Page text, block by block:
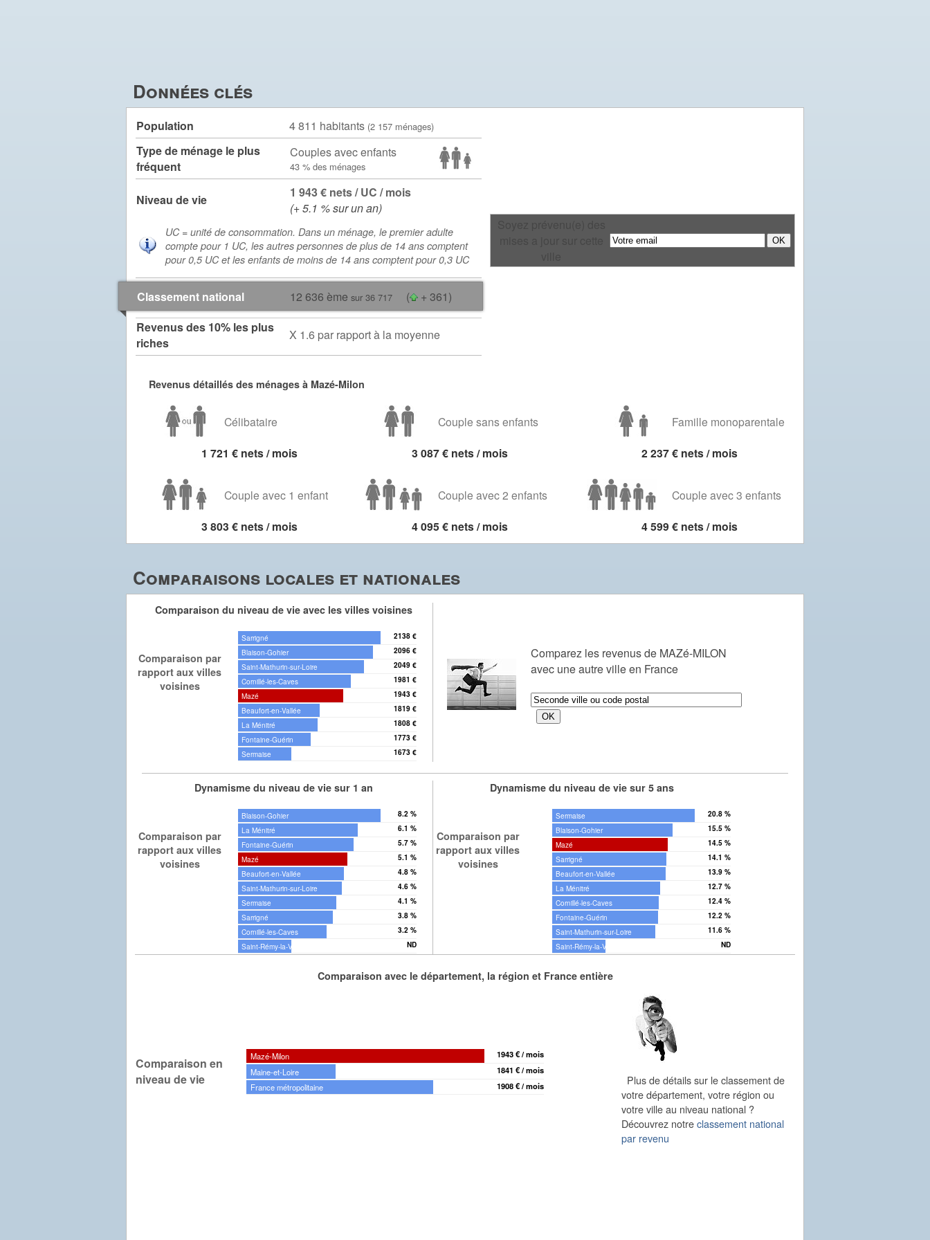
Données clés
Population 4 811 habitants (2 157 ménages)
Type de ménage le plus
fréquent
Couples avec enfants
43 % des ménages
Niveau de vie
1 943 € nets / UC / mois
(+ 5.1 % sur un an)
UC = unité de consommation. Dans un ménage, le premier adulte
compte pour 1 UC, les autres personnes de plus de 14 ans comptent
pour 0,5 UC et les enfants de moins de 14 ans comptent pour 0,3 UC
Classement national 12 636 ème sur 36 717 (
+ 361)
Revenus des 10% les plus
riches
X 1.6 par rapport à la moyenne
Revenus détaillés des ménages à Mazé-Milon
Célibataire Couple sans enfants Famille monoparentale
1 721 € nets / mois 3 087 € nets / mois 2 237 € nets / mois
Couple avec 1 enfant Couple avec 2 enfants Couple avec 3 enfants
3 803 € nets / mois 4 095 € nets / mois 4 599 € nets / mois
Comparaisons locales et nationales
Comparaison du niveau de vie avec les villes voisines
Comparaison par
rapport aux villes
voisines
Sarrigné 2138 €
Blaison-Gohier 2096 €
Saint-Mathurin-sur-Loire 2049 €
Cornillé-les-Caves 1981 €
Mazé 1943 €
Beaufort-en-Vallée 1819 €
La Ménitré 1808 €
Fontaine-Guérin 1773 €
Sermaise 1673 €
Comparez les revenus de MAZé-MILON
avec une autre ville en France
Dynamisme du niveau de vie sur 1 an
Comparaison par
rapport aux villes
voisines
Blaison-Gohier 8.2 %
La Ménitré 6.1 %
Fontaine-Guérin 5.7 %
Mazé 5.1 %
Beaufort-en-Vallée 4.8 %
Saint-Mathurin-sur-Loire 4.6 %
Sermaise 4.1 %
Sarrigné 3.8 %
Cornillé-les-Caves 3.2 %
Saint-Rémy-la-Varenne ND
Dynamisme du niveau de vie sur 5 ans
Comparaison par
rapport aux villes
voisines
Sermaise 20.8 %
Blaison-Gohier 15.5 %
Mazé 14.5 %
Sarrigné 14.1 %
Beaufort-en-Vallée 13.9 %
La Ménitré 12.7 %
Cornillé-les-Caves 12.4 %
Fontaine-Guérin 12.2 %
Saint-Mathurin-sur-Loire 11.6 %
Saint-Rémy-la-Varenne ND
Comparaison avec le département, la région et France entière
Comparaison en
niveau de vie
Mazé-Milon
1943 € / mois
Maine-et-Loire
1841 € / mois
France métropolitaine
1908 € / mois
Plus de détails sur le classement de
votre département, votre région ou
votre ville au niveau national ?
Découvrez notreclassement national
par revenu